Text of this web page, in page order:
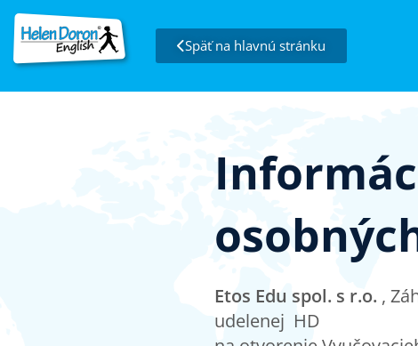
Späť na hlavnú stránku
Etos Edu spol. s r.o. ,
udelenej HD